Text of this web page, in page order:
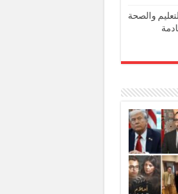
والصحة